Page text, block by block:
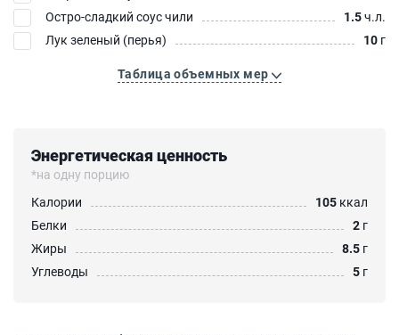
Остро-сладкий соус чили
1.5ч.л.
Лук зеленый (перья)
10 г
Таблица объемных мер
Энергетическая ценность
*на одну порцию
Калории
105 ккал
Белки
2 г
Жиры
8.5 г
Углеводы
5 г